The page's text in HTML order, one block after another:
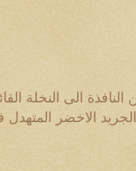
النافذة الى النخلة
الجريد الاخضر